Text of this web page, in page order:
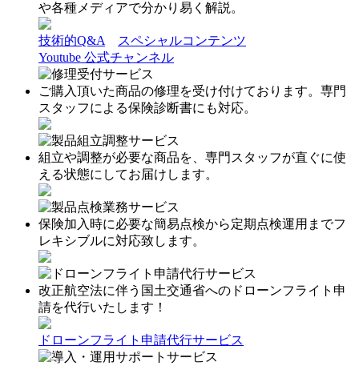
や各種メディアで分かり易く解説。
技術的Q&A
スペシャルコンテンツ
Youtube 公式チャンネル
修理受付サービス
ご購入頂いた商品の修理を受け付けております。専門
スタッフによる保険診断書にも対応。
製品組立調整サービス
組立や調整が必要な商品を、専門スタッフが直ぐに使
える状態にしてお届けします。
製品点検業務サービス
保険加入時に必要な簡易点検から定期点検運用までフ
レキシブルに対応致します。
ドローンフライト申請代行サービス
改正航空法に伴う国土交通省へのドローンフライト申
請を代行いたします！
ドローンフライト申請代行サービス
導入・運用サポートサービス